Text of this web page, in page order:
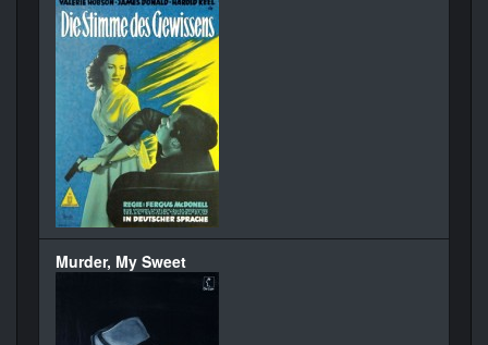
Murder, My Sweet